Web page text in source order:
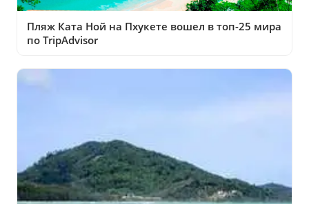
Пляж Ката Ной на Пхукете вошел в топ-25 мира
по TripAdvisor